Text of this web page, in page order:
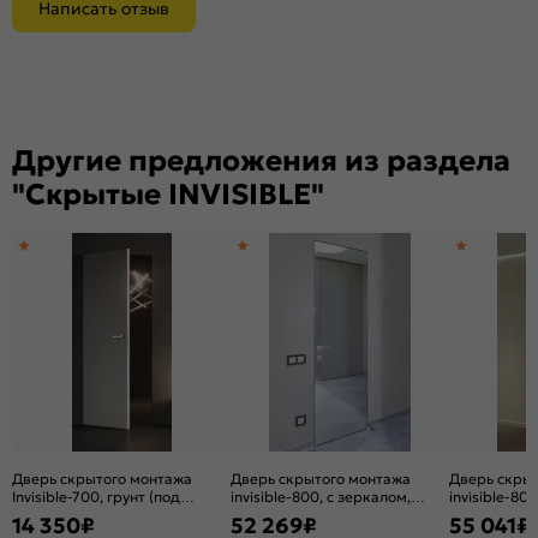
Написать отзыв
Другие предложения из раздела
"Скрытые INVISIBLE"
Дверь скрытого монтажа
Invisible-700, грунт (под
окраску), прямое открывание,
Грунт, каркасно-щитовая
14 350₽
Дверь скрытого монтажа
invisible-800, с зеркалом,
серебро, кромка
алюминиевая матовый хром,
52 269₽
Дверь
invisible-
серебро,
55 041₽